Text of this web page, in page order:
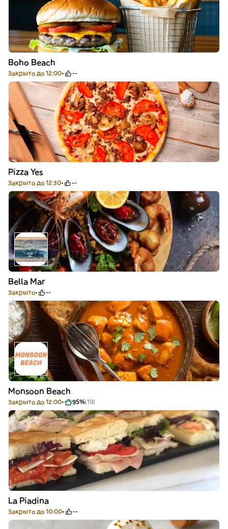
Boho Beach
Закрыто до 12:00 --
Pizza Yes
Закрыто до 12:30 --
Bella Mar
Закрыто --
Monsoon Beach
Закрыто до 12:00 95%(19)
La Piadina
Закрыто до 10:00 --